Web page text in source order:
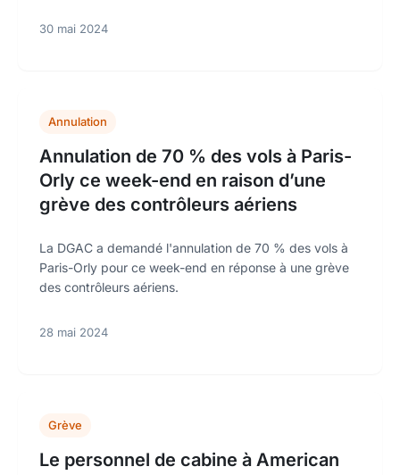
30 mai 2024
Annulation
Annulation de 70 % des vols à Paris-
Orly ce week-end en raison d’une
grève des contrôleurs aériens
La DGAC a demandé l'annulation de 70 % des vols à
Paris-Orly pour ce week-end en réponse à une grève
des contrôleurs aériens.
28 mai 2024
Grève
Le personnel de cabine à American